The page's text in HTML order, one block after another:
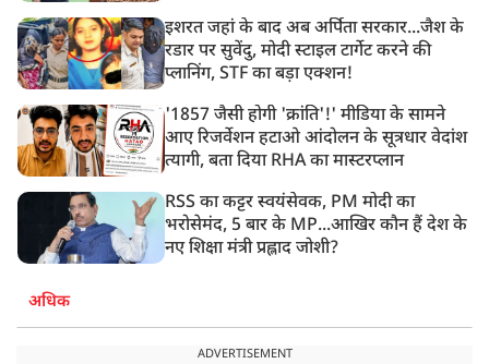
इशरत जहां के बाद अब अर्पिता सरकार...जैश के
रडार पर सुवेंदु, मोदी स्टाइल टार्गेट करने की
प्लानिंग, STF का बड़ा एक्शन!
'1857 जैसी होगी 'क्रांति'!' मीडिया के सामने
आए रिजर्वेशन हटाओ आंदोलन के सूत्रधार वेदांश
त्यागी, बता दिया RHA का मास्टरप्लान
RSS का कट्टर स्वयंसेवक, PM मोदी का
भरोसेमंद, 5 बार के MP...आखिर कौन हैं देश के
नए शिक्षा मंत्री प्रह्लाद जोशी?
अधिक
ADVERTISEMENT